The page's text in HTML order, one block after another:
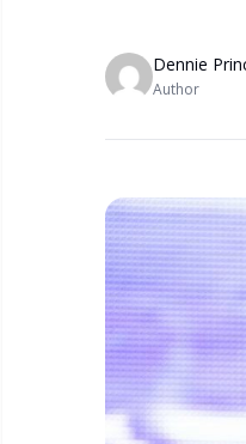
Dennie
Author